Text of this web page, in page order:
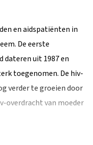
en aidspatiënten in
De eerste
dateren uit 1987 en
toegenomen. De hiv-
verder te groeien door
overdracht van moeder